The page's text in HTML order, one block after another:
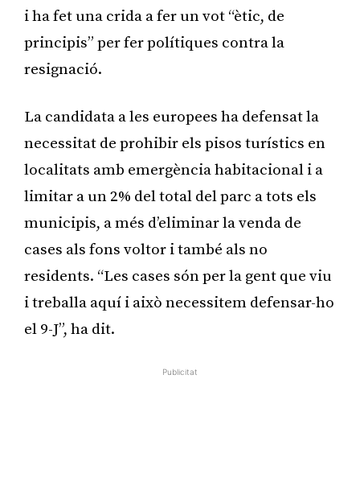
i ha fet una crida a fer un vot “ètic, de
principis” per fer polítiques contra la
resignació.
La candidata a les europees ha defensat la
necessitat de prohibir els pisos turístics en
localitats amb emergència habitacional i a
limitar a un 2% del total del parc a tots els
municipis, a més d’eliminar la venda de
cases als fons voltor i també als no
residents. “Les cases són per la gent que viu
i treballa aquí i això necessitem defensar-ho
el 9-J”, ha dit.
Publicitat